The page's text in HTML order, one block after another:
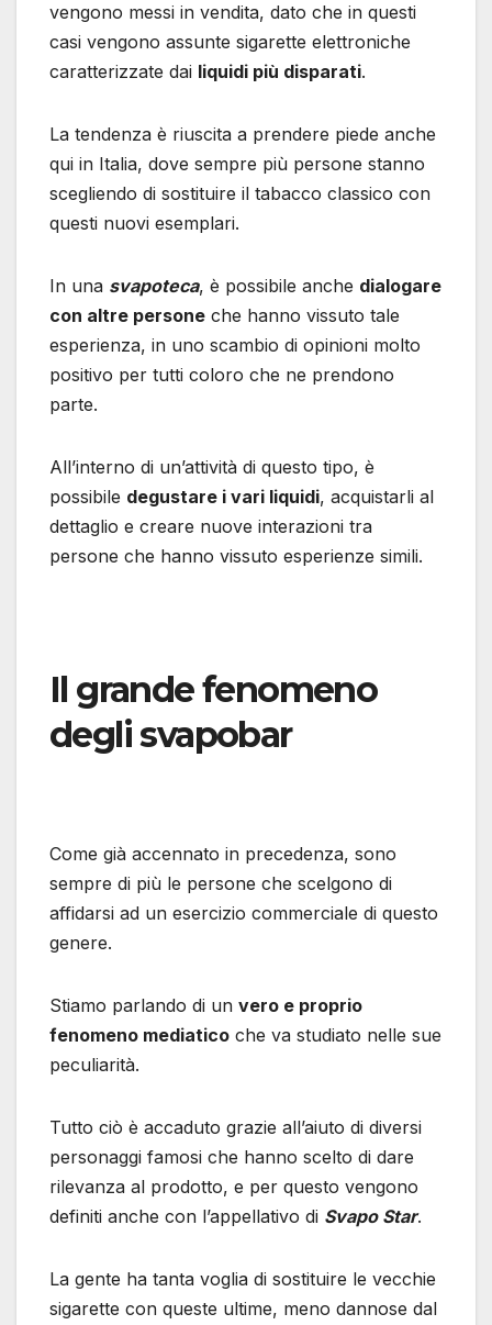
vengono messi in vendita, dato che in questi
casi vengono assunte sigarette elettroniche
caratterizzate dai liquidi più disparati.
La tendenza è riuscita a prendere piede anche
qui in Italia, dove sempre più persone stanno
scegliendo di sostituire il tabacco classico con
questi nuovi esemplari.
In una svapoteca, è possibile anche dialogare
con altre persone che hanno vissuto tale
esperienza, in uno scambio di opinioni molto
positivo per tutti coloro che ne prendono
parte.
All’interno di un’attività di questo tipo, è
possibile degustare i vari liquidi, acquistarli al
dettaglio e creare nuove interazioni tra
persone che hanno vissuto esperienze simili.
Il grande fenomeno
degli svapobar
Come già accennato in precedenza, sono
sempre di più le persone che scelgono di
affidarsi ad un esercizio commerciale di questo
genere.
Stiamo parlando di un vero e proprio
fenomeno mediatico che va studiato nelle sue
peculiarità.
Tutto ciò è accaduto grazie all’aiuto di diversi
personaggi famosi che hanno scelto di dare
rilevanza al prodotto, e per questo vengono
definiti anche con l’appellativo di Svapo Star.
La gente ha tanta voglia di sostituire le vecchie
sigarette con queste ultime, meno dannose dal